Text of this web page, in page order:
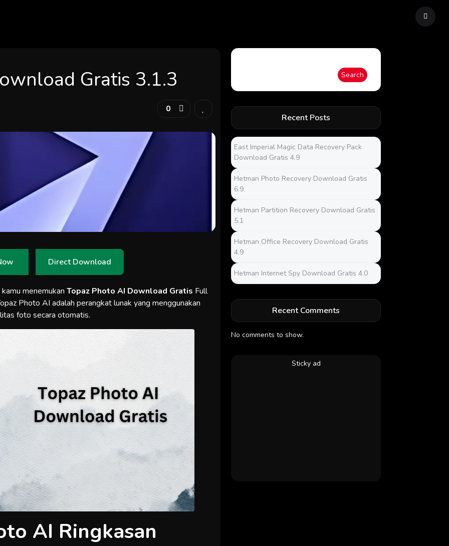
Gratis 3.1.3
0
Direct Download
kamu menemukanTopaz Photo AI Download Gratis Full
Photo AI adalah perangkat lunak yang menggunakan
foto secara otomatis.
AI Ringkasan
Search
Recent Posts
East Imperial Magic Data Recovery Pack
Download Gratis 4.9
Hetman Photo Recovery Download Gratis
6.9
Hetman Partition Recovery Download Gratis
5.1
Hetman Office Recovery Download Gratis
4.9
Hetman Internet Spy Download Gratis 4.0
Recent Comments
No comments to show.
Sticky ad